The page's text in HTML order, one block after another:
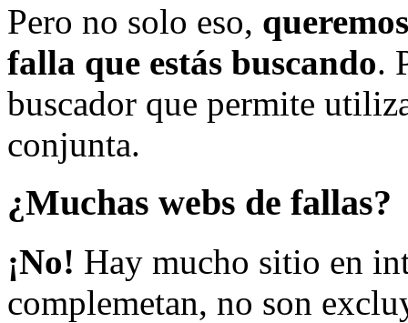
Pero no solo eso,
falla que estás buscando.
buscador que permite
conjunta.
¿Muchas webs de fallas?
¡No! Hay mucho sitio en
complemetan, no son